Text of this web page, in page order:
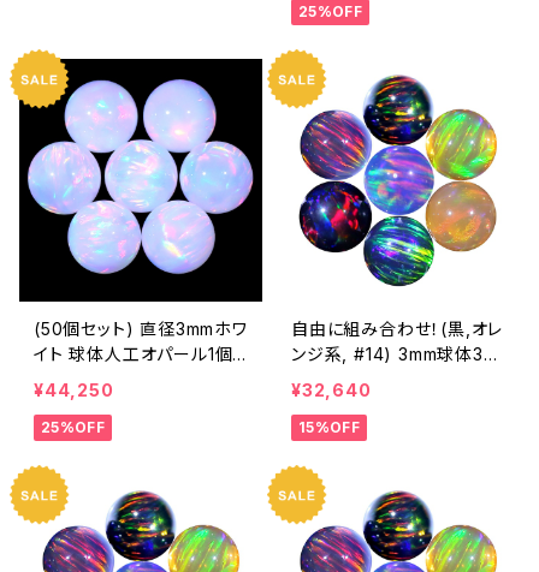
25%OFF
(50個セット) 直径3mmホワ
イト 球体人工オパール1個 -
耐熱ガラス / ボロシリケイ
トガラス（COE33）専用
¥44,250
25%OFF
自由に組み合わせ！(黒,オレ
ンジ系, #14) 3mm球体30
個セット - 耐熱ガラス / ボ
ロシリケイトガラス（COE3
3）専用 ＊ご注文時の備考
個数）をご記入ください。
¥32,640
15%OFF